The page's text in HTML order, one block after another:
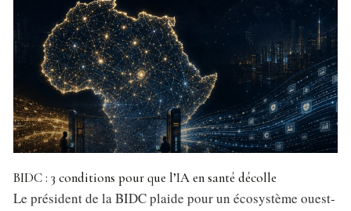
BIDC : 3 conditions pour que l’IA en santé décolle
Le président de la BIDC plaide pour un écosystème ouest-